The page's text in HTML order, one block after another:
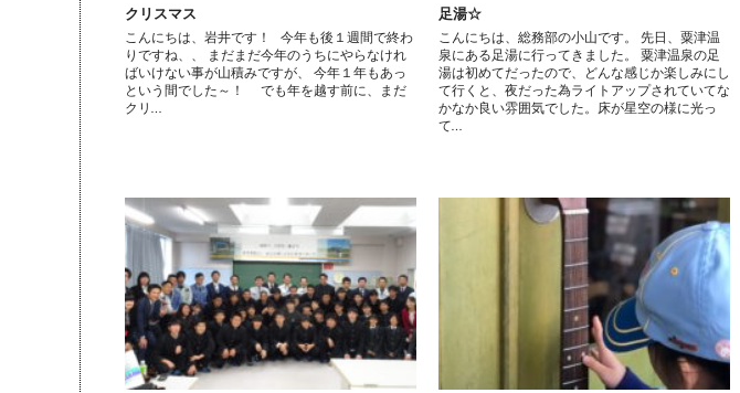
クリスマス
こんにちは、岩井です！ 今年も後１週間で終わ
りですね、、 まだまだ今年のうちにやらなけれ
ばいけない事が山積みですが、 今年１年もあっ
という間でした～！ でも年を越す前に、まだ
クリ…
足湯☆
こんにちは、総務部の小山です。 先日、粟津温
泉にある足湯に行ってきました。 粟津温泉の足
湯は初めてだったので、どんな感じか楽しみにし
て行くと、夜だった為ライトアップされていてな
かなか良い雰囲気でした。床が星空の様に光っ
て…